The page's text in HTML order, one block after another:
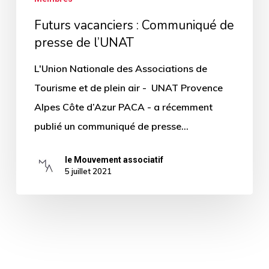
Futurs vacanciers : Communiqué de
presse de l’UNAT
L'Union Nationale des Associations de
Tourisme et de plein air - UNAT Provence
Alpes Côte d’Azur PACA - a récemment
publié un communiqué de presse…
le Mouvement associatif
5 juillet 2021